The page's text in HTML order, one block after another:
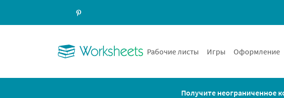
Рабочие листы Игры Оформление
Получите неограниченное